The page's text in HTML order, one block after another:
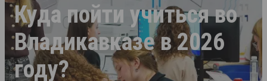
Куда пойти учиться во
Владикавказе в 2026
году?